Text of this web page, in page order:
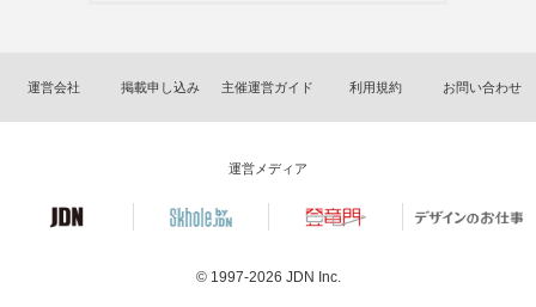
運営会社 掲載申し込み 主催運営ガイド 利用規約 お問い合わせ
運営メディア
© 1997-2026 JDN Inc.